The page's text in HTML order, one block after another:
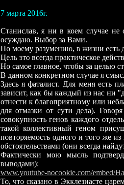
7 марта 2016г.
Станислав, я ни в коем случае не
осуждаю. Выбор за Вами.
По моему разумению, в жизни есть
Цель это всегда практическое
Но самое главное, чтобы за целью
В данном конкретном случае я
Здесь я фаталист. Для меня есть
зависит, как бы каждый из нас ни
отнести к благоприятному или
для отмазки отсути дела).
совокупность генов каждого
такой коллективный геном
повторяемость одного и того же
обстоятельствами (они всегда
Фактически мою мысль
выводами):
www.youtube-nocookie.com/embed/
То, что сказано в Экклезиасте